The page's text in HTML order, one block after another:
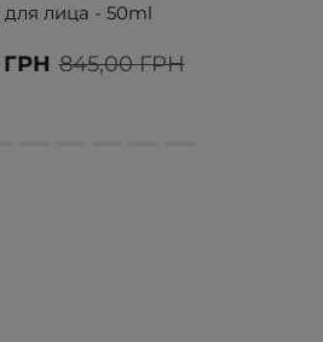
лица - 50ml
845,00 ГРН
ГРН